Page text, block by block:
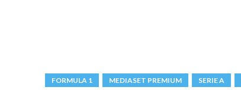
FORMULA 1 MEDIASET PREMIUM SERIE A